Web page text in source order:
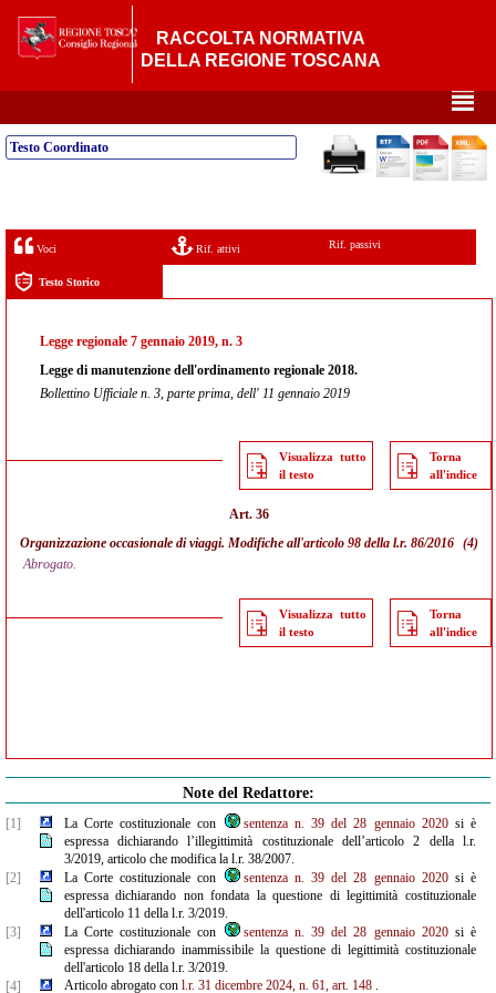
RACCOLTA NORMATIVA
DELLA REGIONE TOSCANA
²
Testo Coordinato
Voci Rif. attivi Rif. passivi
Testo Storico
Legge regionale 7 gennaio 2019, n. 3
Legge di manutenzione dell'ordinamento regionale 2018.
Bollettino Ufficiale n. 3, parte prima, dell' 11 gennaio 2019
Visualizza tutto
il testo
Torna
all'indice
Art. 36
Organizzazione occasionale di viaggi. Modifiche all'articolo 98 della l.r. 86/2016 (4)
Abrogato.
Visualizza tutto
il testo
Torna
all'indice
Note del Redattore:
[1] La Corte costituzionale con sentenza n. 39 del 28 gennaio 2020si è
espressa dichiarando l’illegittimità costituzionale dell’articolo 2 della l.r.
3/2019, articolo che modifica la l.r. 38/2007.
[2]
La Corte costituzionale con sentenza n. 39 del 28 gennaio 2020si è
espressa dichiarando non fondata la questione di legittimità costituzionale
dell'articolo 11 della l.r. 3/2019.
[3]
La Corte costituzionale con sentenza n. 39 del 28 gennaio 2020si è
espressa dichiarando inammissibile la questione di legittimità costituzionale
dell'articolo 18 della l.r. 3/2019.
[4]
Articolo abrogato con l.r. 31 dicembre 2024, n. 61, art. 148.